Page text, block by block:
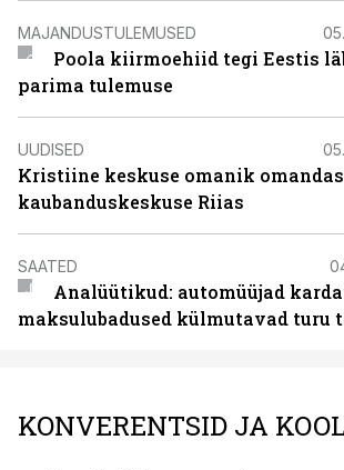
MAJANDUSTULEMUSED
Poola kiirmoehiid tegi Eestis
parima tulemuse
UUDISED
Kristiine keskuse omanik omandas
kaubanduskeskuse Riias
SAATED
Analüütikud: automüüjad
maksulubadused külmutavad turu
KONVERENTSID JA